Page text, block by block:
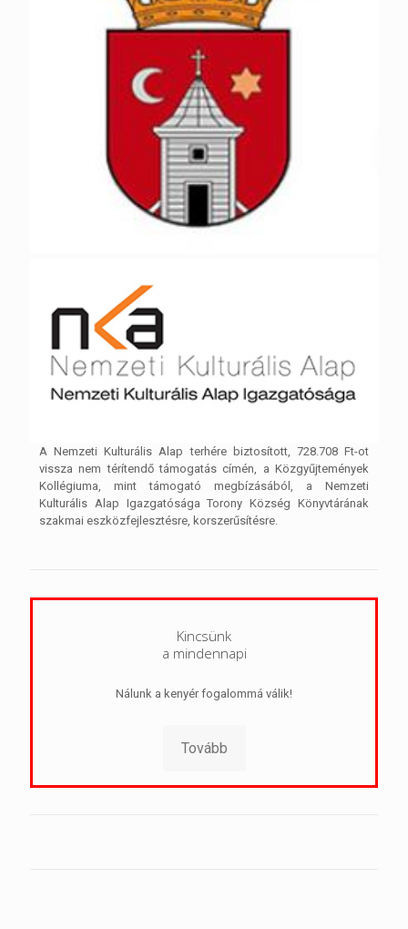
A Nemzeti Kulturális Alap terhére biztosított, 728.708 Ft-ot
vissza nem térítendő támogatás címén, a Közgyűjtemények
Kollégiuma, mint támogató megbízásából, a Nemzeti
Kulturális Alap Igazgatósága Torony Község Könyvtárának
szakmai eszközfejlesztésre, korszerűsítésre.
Kincsünk
a mindennapi
Nálunk a kenyér fogalommá válik!
Tovább